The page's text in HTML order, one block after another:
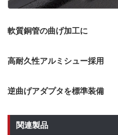
軟質銅管の曲げ加工に
高耐久性アルミシュー採用
逆曲げアダプタを標準装備
関連製品